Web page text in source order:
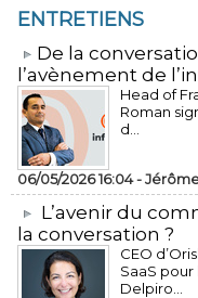
ENTRETIENS
​De la
l’avènement de
Head of
Roman
d...
06/05/2026 16:04 -
L’avenir du
la conversation ?
CEO
SaaS
Delpiro...